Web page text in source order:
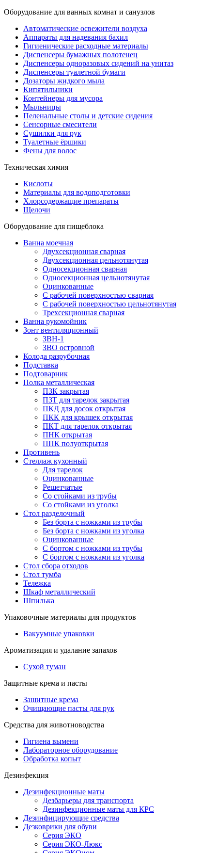
Оборудование для ванных комнат и санузлов
Автоматические освежители воздуха
Аппараты для надевания бахил
Гигиенические расходные материалы
Диспенсеры бумажных полотенец
Диспенсеры одноразовых сидений на унитаз
Диспенсеры туалетной бумаги
Дозаторы жидкого мыла
Кипятильники
Контейнеры для мусора
Мыльницы
Пеленальные столы и детские сидения
Сенсорные смесители
Сушилки для рук
Туалетные ёршики
Фены для волос
Техническая химия
Кислоты
Материалы для водоподготовки
Хлорсодержащие препараты
Щелочи
Оборудование для пищеблока
Ванна моечная
Двухсекционная сварная
Двухсекционная цельнотянутая
Односекционная сварная
Односекционная цельнотянутая
Оцинкованные
С рабочей поверхностью сварная
С рабочей поверхностью цельнотянутая
Трехсекционная сварная
Ванна рукомойник
Зонт вентиляционный
ЗВН-1
ЗВО островной
Колода разрубочная
Подставка
Подтоварник
Полка металлическая
ПЗК закрытая
ПЗТ для тарелок закрытая
ПКД для досок открытая
ПКК для крышек открытая
ПКТ для тарелок открытая
ПНК открытая
ППК полуоткрытая
Противень
Стеллаж кухонный
Для тарелок
Оцинкованные
Решетчатые
Со стойками из трубы
Со стойками из уголка
Стол разделочный
Без борта с ножками из трубы
Без борта с ножками из уголка
Оцинкованные
С бортом с ножками из трубы
С бортом с ножками из уголка
Стол сбора отходов
Стол тумба
Тележка
Шкаф металлический
Шпилька
Упаковочные материалы для продуктов
Вакуумные упаковки
Ароматизация и удалание запахов
Сухой туман
Защитные крема и пасты
Защитные крема
Очищающие пасты для рук
Средства для животноводства
Гигиена вымени
Лабораторное оборудование
Обработка копыт
Дезинфекция
Дезинфекционные маты
Дезбарьеры для транспорта
Дезинфекционные маты для КРС
Дезинфицирующие средства
Дезковрики для обуви
Серия ЭКО
Серия ЭКО-Люкс